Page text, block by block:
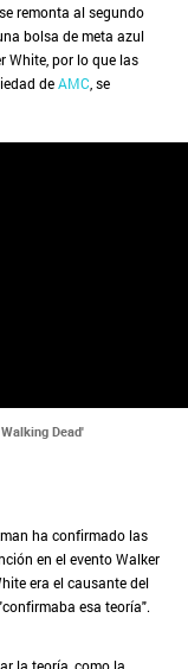
remonta al segundo
bolsa de meta azul
White, por lo que las
deAMC , se
Dead'
ha confirmado las
en el evento Walker
era el causante del
esa teoría".